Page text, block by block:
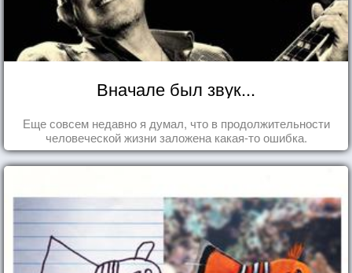
Вначале был звук...
Еще совсем недавно я думал, что в продолжительности
человеческой жизни заложена какая-то ошибка.